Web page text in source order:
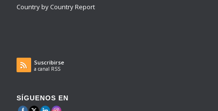
Country by Country Report
Suscribirse
a canal RSS
SÍGUENOS EN